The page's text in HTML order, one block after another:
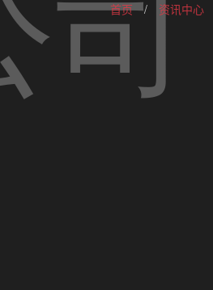
首页 / 资讯中心